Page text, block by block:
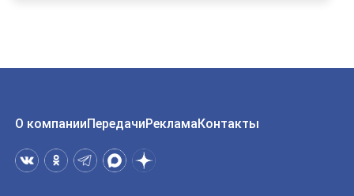
О компанииПередачиРекламаКонтакты